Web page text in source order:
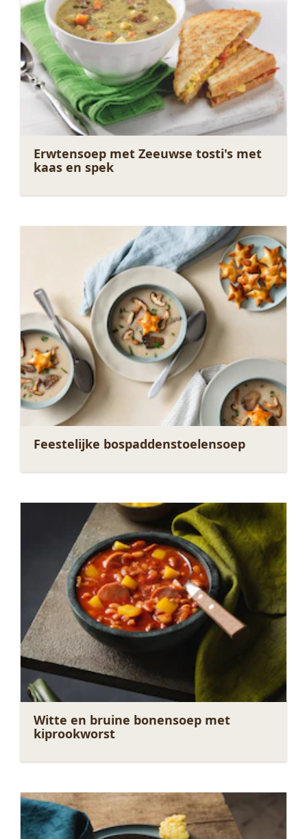
Erwtensoep met Zeeuwse tosti's met
kaas en spek
Feestelijke bospaddenstoelensoep
Witte en bruine bonensoep met
kiprookworst